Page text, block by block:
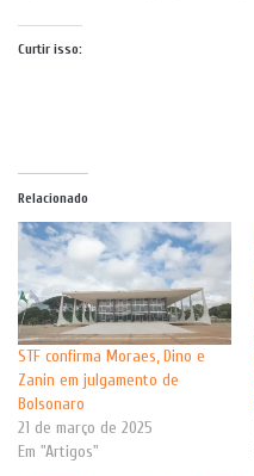
Curtir isso:
Relacionado
STF confirma Moraes, Dino e
Zanin em julgamento de
Bolsonaro
21 de março de 2025
Em "Artigos"